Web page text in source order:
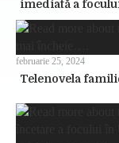
imediată a
Telenovela
februarie 25, 2024